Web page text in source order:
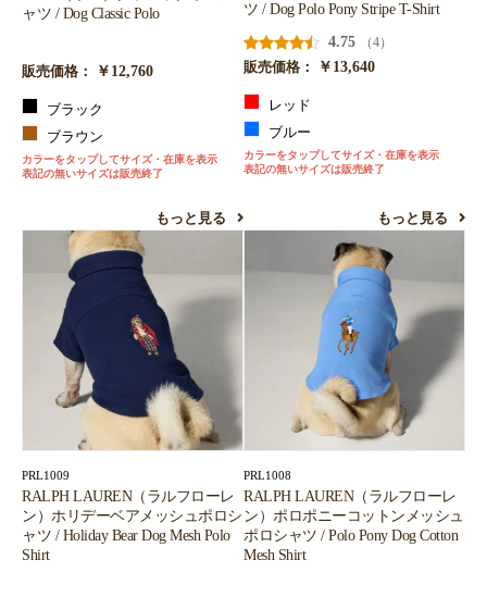
ャツ / Dog Classic Polo
販売価格： ￥12,760
ブラック
ブラウン
カラーをタップしてサイズ・在庫を表示
表記の無いサイズは販売終了
もっと見る
ツ / Dog Polo Pony Stripe T-Shirt
4.75
（4）
販売価格：
￥13,640
レッド
ブルー
カラーをタップしてサイズ・在庫を表示
表記の無いサイズは販売終了
もっと見る
PRL1009
RALPH LAUREN（ラルフローレ
ン）ホリデーベアメッシュポロシ
ャツ / Holiday Bear Dog Mesh Polo
Shirt
PRL1008
RALPH LAUREN（ラルフローレ
ン）ポロポニーコットンメッシュ
ポロシャツ / Polo Pony Dog Cotton
Mesh Shirt